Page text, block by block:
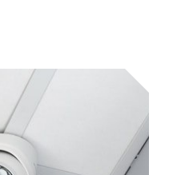
обеспечения
проверку, имеет
и полностью
действующего